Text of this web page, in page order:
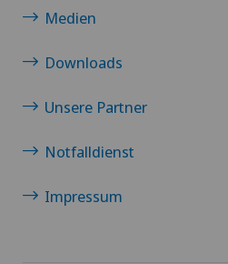
Medien
Downloads
Unsere Partner
Notfalldienst
Impressum